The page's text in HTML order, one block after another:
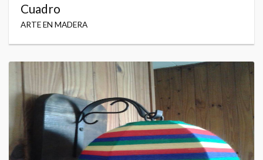
Cuadro
ARTE EN MADERA